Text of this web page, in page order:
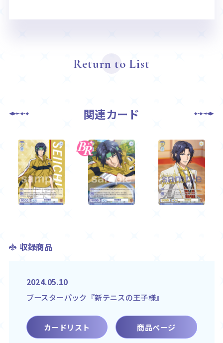
Return to List
関連カード
収録商品
2024.05.10
ブースターパック『新テニスの王子様』
カードリスト 商品ページ